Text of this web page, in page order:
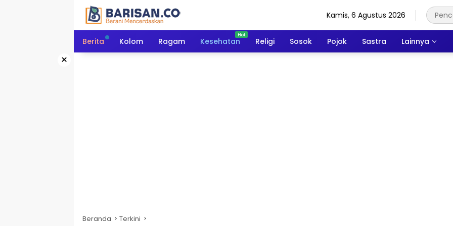
Kamis, 6 Agustus 2026
Berita Kolom Ragam Kesehatan Religi Sosok Pojok Sastra Lainnya
×
Beranda Terkini